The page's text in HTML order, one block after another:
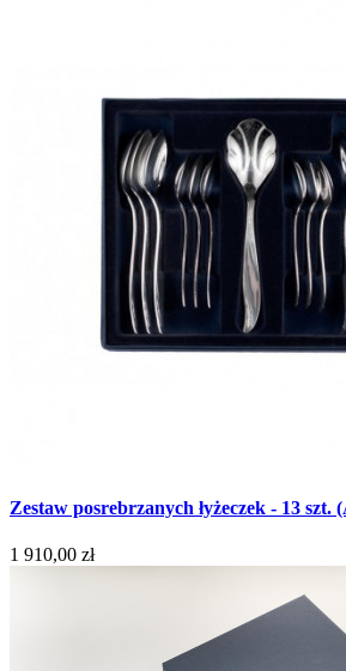
Zestaw posrebrzanych łyżeczek - 13 szt.
1 910,00 zł